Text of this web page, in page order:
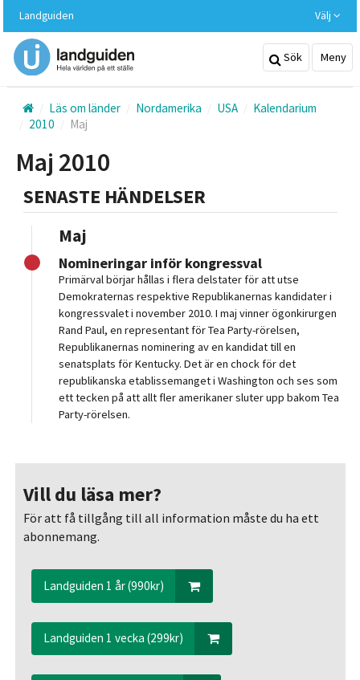
huvudinnehållet
Landguiden Välj
Sök Meny
Läs om länder Nordamerika USA
Kalendarium
2010
Maj
Maj 2010
SENASTE HÄNDELSER
Maj
Nomineringar inför kongressval
Primärval börjar hållas i flera delstater för att utse
Demokraternas respektive Republikanernas kandidater i
kongressvalet i november 2010. I maj vinner ögonkirurgen
Rand Paul, en representant för Tea Party-rörelsen,
Republikanernas nominering av en kandidat till en
senatsplats för Kentucky. Det är en chock för det
republikanska etablissemanget i Washington och ses som
ett tecken på att allt fler amerikaner sluter upp bakom Tea
Party-rörelsen.
Vill du läsa mer?
För att få tillgång till all information måste du ha ett
abonnemang.
Landguiden 1 år (990kr)
Landguiden 1 vecka (299kr)